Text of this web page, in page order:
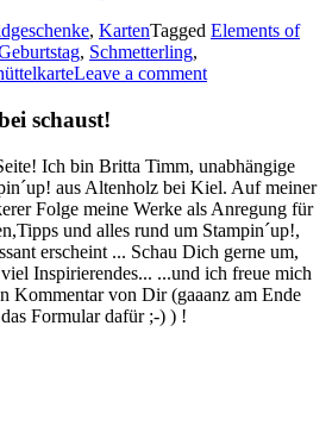
diese
raffinierten
Karten
x
13cm…“
, KartenTagged Elements of
, Schmetterling,
Leave a comment
schaust!
Ich bin Britta Timm, unabhängige
aus Altenholz bei Kiel. Auf meiner
Folge meine Werke als Anregung für
und alles rund um Stampin´up!,
erscheint ... Schau Dich gerne um,
Inspirierendes... ...und ich freue mich
Kommentar von Dir (gaaanz am Ende
Formular dafür ;-) ) !